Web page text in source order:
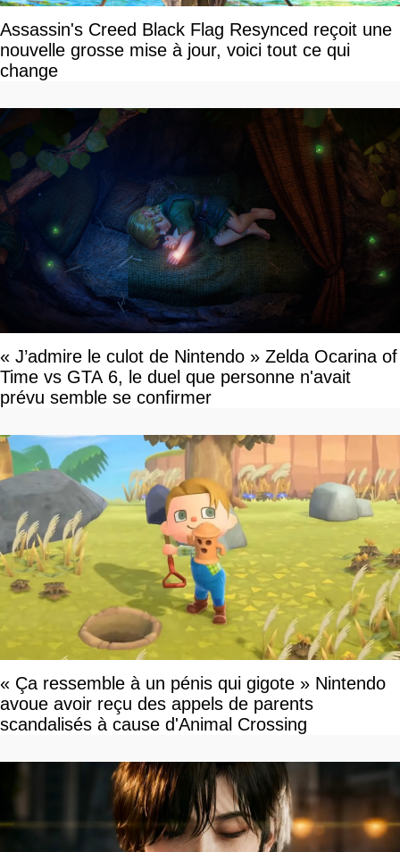
Assassin's Creed Black Flag Resynced reçoit une
nouvelle grosse mise à jour, voici tout ce qui
change
« J’admire le culot de Nintendo » Zelda Ocarina of
Time vs GTA 6, le duel que personne n'avait
prévu semble se confirmer
« Ça ressemble à un pénis qui gigote » Nintendo
avoue avoir reçu des appels de parents
scandalisés à cause d'Animal Crossing